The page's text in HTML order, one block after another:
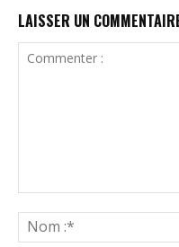
LAISSER UN